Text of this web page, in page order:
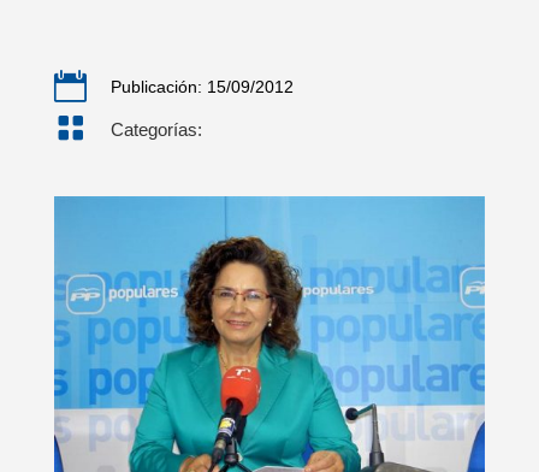
 Publicación: 15/09/2012
 Categorías: